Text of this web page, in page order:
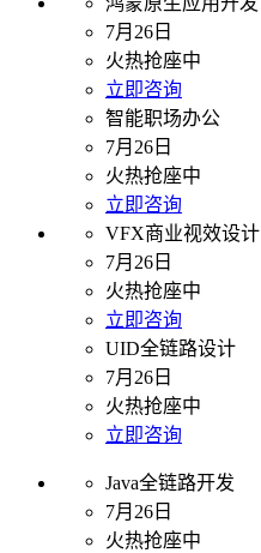
7月26日
火热抢座中
立即咨询
智能职场办公
7月26日
火热抢座中
立即咨询
VFX商业视效设计
7月26日
火热抢座中
立即咨询
UID全链路设计
7月26日
火热抢座中
立即咨询
Java全链路开发
7月26日
火热抢座中